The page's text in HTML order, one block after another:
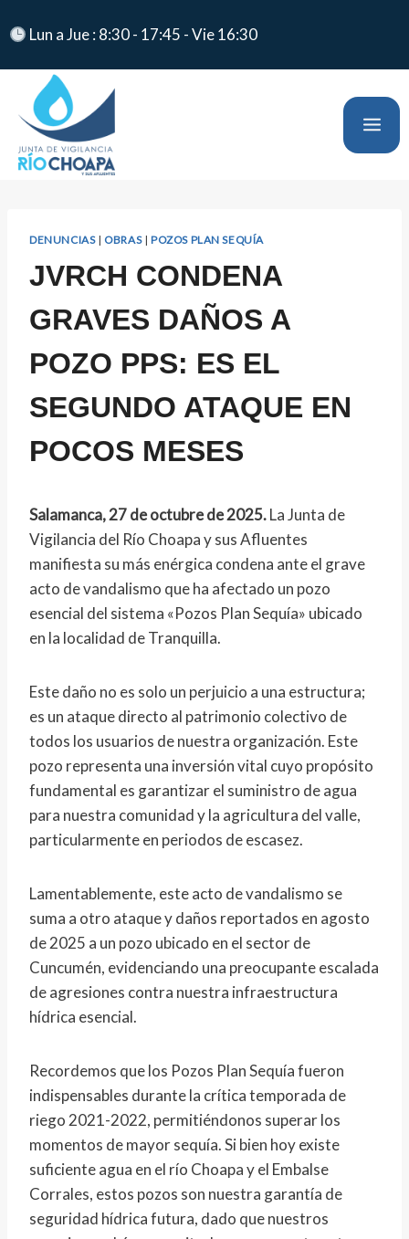
Lun a Jue : 8:30 - 17:45 - Vie 16:30
DENUNCIAS|OBRAS| POZOS PLAN SEQUÍA
JVRCH CONDENA
GRAVES DAÑOS A
POZO PPS: ES EL
SEGUNDO ATAQUE EN
POCOS MESES
Salamanca, 27 de octubre de 2025.La Junta de
Vigilancia del Río Choapa y sus Afluentes
manifiesta su más enérgica condena ante el grave
acto de vandalismo que ha afectado un pozo
esencial del sistema «Pozos Plan Sequía» ubicado
en la localidad de Tranquilla.
Este daño no es solo un perjuicio a una estructura;
es un ataque directo al patrimonio colectivo de
todos los usuarios de nuestra organización. Este
pozo representa una inversión vital cuyo propósito
fundamental es garantizar el suministro de agua
para nuestra comunidad y la agricultura del valle,
particularmente en periodos de escasez.
Lamentablemente, este acto de vandalismo se
suma a otro ataque y daños reportados en agosto
de 2025 a un pozo ubicado en el sector de
Cuncumén, evidenciando una preocupante escalada
de agresiones contra nuestra infraestructura
hídrica esencial.
Recordemos que los Pozos Plan Sequía fueron
indispensables durante la crítica temporada de
riego 2021-2022, permitiéndonos superar los
momentos de mayor sequía. Si bien hoy existe
suficiente agua en el río Choapa y el Embalse
Corrales, estos pozos son nuestra garantía de
seguridad hídrica futura, dado que nuestros